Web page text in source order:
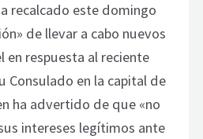
recalcado este domingo
de llevar a cabo nuevos
en respuesta al reciente
Consulado en la capital de
ha advertido de que «no
intereses legítimos ante